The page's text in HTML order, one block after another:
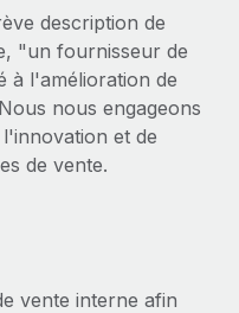
des
les risques en
informatiques
description de
"un fournisseur de
à l'amélioration de
nous engageons
et de
de vente.
vente interne afin